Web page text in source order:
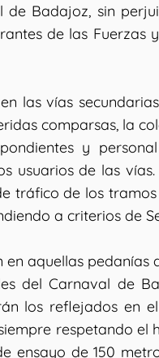
de Badajoz, sin
de las Fuerzas
las vías
comparsas, la
y
usuarios de las
tráfico de los
a criterios de
aquellas
del Carnaval de
los reflejados en
respetando
ensayo de 150